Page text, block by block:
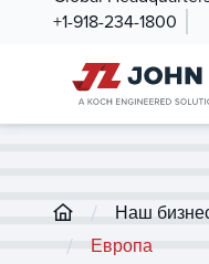
+1-918-234-1800
/ Наш
/ Европа